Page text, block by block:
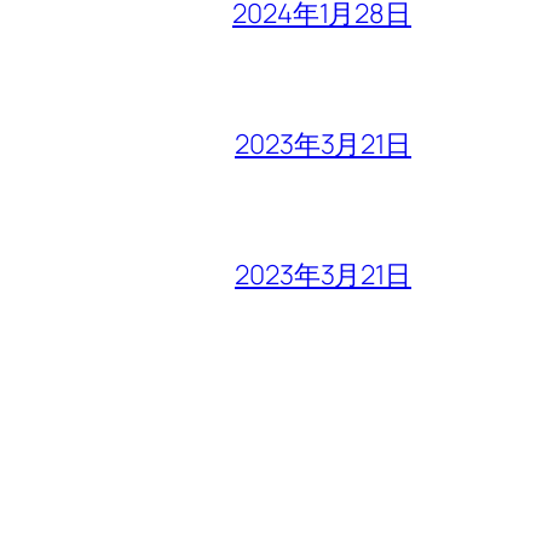
2024年1月28日
2023年3月21日
2023年3月21日